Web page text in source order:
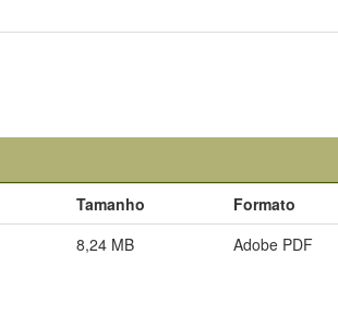
Tamanho
Formato
8,24 MB Adobe PDF